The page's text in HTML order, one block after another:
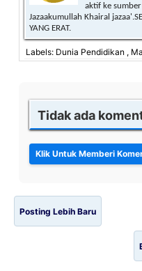
aktif ke
Jazaakumullah Khairal
YANG ERAT.
Labels: Dunia Pendidikan ,
Tidak ada
Posting Lebih Baru